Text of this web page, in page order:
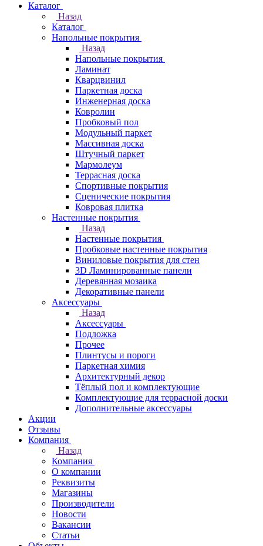
Каталог
Назад
Каталог
Напольные покрытия
Назад
Напольные покрытия
Ламинат
Кварцвинил
Паркетная доска
Инженерная доска
Ковролин
Пробковый пол
Модульный паркет
Массивная доска
Штучный паркет
Мармолеум
Террасная доска
Спортивные покрытия
Сценические покрытия
Ковровая плитка
Настенные покрытия
Назад
Настенные покрытия
Пробковые настенные покрытия
Виниловые покрытия для стен
3D Ламинированные панели
Деревянная мозаика
Декоративные панели
Аксессуары
Назад
Аксессуары
Подложка
Прочее
Плинтусы и пороги
Паркетная химия
Архитектурный декор
Тёплый пол и комплектующие
Комплектующие для террасной доски
Дополнительные аксессуары
Акции
Отзывы
Компания
Назад
Компания
О компании
Реквизиты
Магазины
Производители
Новости
Вакансии
Статьи